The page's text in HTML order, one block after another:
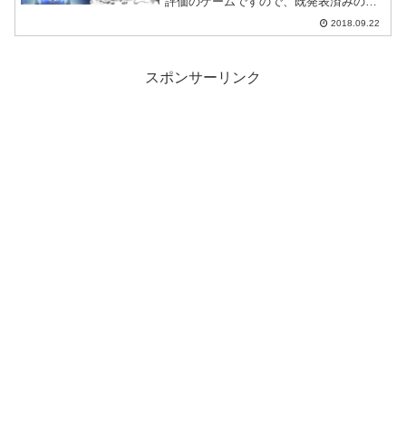
ーバーウォッチと合わせて内容が充実し
2018.09.22
スポンサーリンク